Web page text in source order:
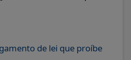
de lei que proíbe